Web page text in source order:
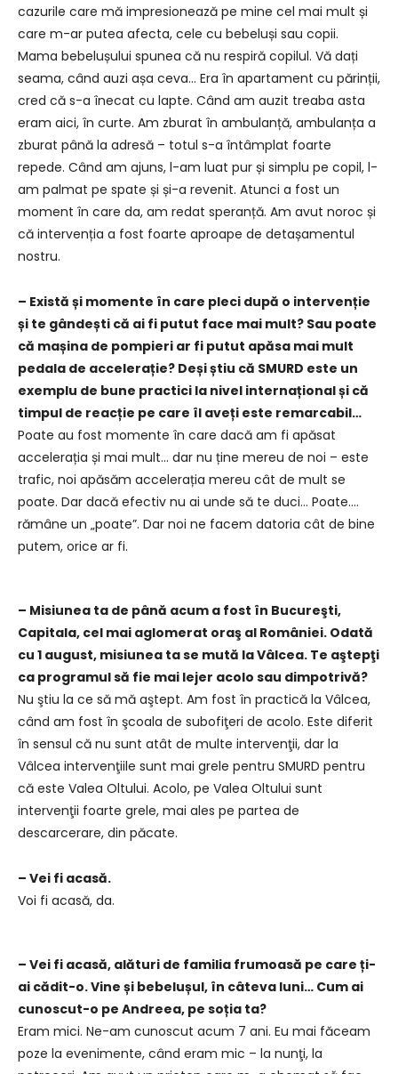
cazurile care mă impresionează pe mine cel mai mult și
care m-ar putea afecta, cele cu bebeluși sau copii.
Mama bebelușului spunea că nu respiră copilul. Vă dați
seama, când auzi așa ceva… Era în apartament cu părinții,
cred că s-a înecat cu lapte. Când am auzit treaba asta
eram aici, în curte. Am zburat în ambulanță, ambulanța a
zburat până la adresă – totul s-a întâmplat foarte
repede. Când am ajuns, l-am luat pur și simplu pe copil, l-
am palmat pe spate și și-a revenit. Atunci a fost un
moment în care da, am redat speranță. Am avut noroc și
că intervenția a fost foarte aproape de detașamentul
nostru.
– Există și momente în care pleci după o intervenție
și te gândești că ai fi putut face mai mult? Sau poate
că mașina de pompieri ar fi putut apăsa mai mult
pedala de accelerație? Deși știu că SMURD este un
exemplu de bune practici la nivel internațional și că
timpul de reacție pe care îl aveți este remarcabil…
Poate au fost momente în care dacă am fi apăsat
accelerația și mai mult… dar nu ține mereu de noi – este
trafic, noi apăsăm accelerația mereu cât de mult se
poate. Dar dacă efectiv nu ai unde să te duci… Poate….
rămâne un „poate”. Dar noi ne facem datoria cât de bine
putem, orice ar fi.
– Misiunea ta de până acum a fost în Bucureşti,
Capitala, cel mai aglomerat oraş al României. Odată
cu 1 august, misiunea ta se mută la Vâlcea. Te aştepţi
ca programul să fie mai lejer acolo sau dimpotrivă?
Nu ştiu la ce să mă aştept. Am fost în practică la Vâlcea,
când am fost în şcoala de subofiţeri de acolo. Este diferit
în sensul că nu sunt atât de multe intervenţii, dar la
Vâlcea intervenţiile sunt mai grele pentru SMURD pentru
că este Valea Oltului. Acolo, pe Valea Oltului sunt
intervenţii foarte grele, mai ales pe partea de
descarcerare, din păcate.
– Vei fi acasă.
Voi fi acasă, da.
– Vei fi acasă, alături de familia frumoasă pe care ți-
ai cădit-o. Vine și bebelușul, în câteva luni… Cum ai
cunoscut-o pe Andreea, pe soția ta?
Eram mici. Ne-am cunoscut acum 7 ani. Eu mai făceam
poze la evenimente, când eram mic – la nunţi, la